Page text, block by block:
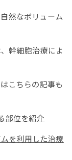
然なボリューム
幹細胞治療によ
こちらの記事も
部位を紹介
を利用した治療